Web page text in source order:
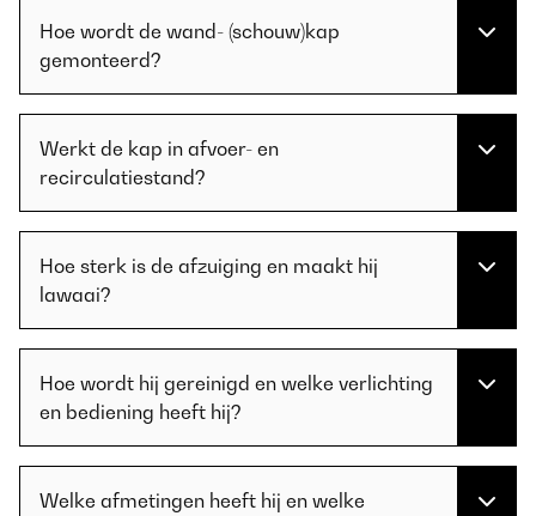
Hoe wordt de wand- (schouw)kap
gemonteerd?
Werkt de kap in afvoer- en
recirculatiestand?
Hoe sterk is de afzuiging en maakt hij
lawaai?
Hoe wordt hij gereinigd en welke verlichting
en bediening heeft hij?
Welke afmetingen heeft hij en welke